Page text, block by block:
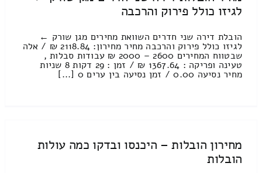
לגיזו כולל פירוק והרכבה
הובלת דירה שני חדרים השוואת מחירים מגן שורק ←
לגיזו כולל פירוק והרכבה מחיר מחירון: 2118.84 ₪ / אלה
שבטווח המחירים 2600 – 2000 ₪ עבודות סבלות ,
טעינה ופריקה : 1367.64 ₪ / זמן : 29 דקות 8 שניות
מחיר נסיעה 0.00 / זמן נסיעה בין ערים 0 [...]
מחירון הובלות – היכנסו ובדקו כמה עולות
הובלות